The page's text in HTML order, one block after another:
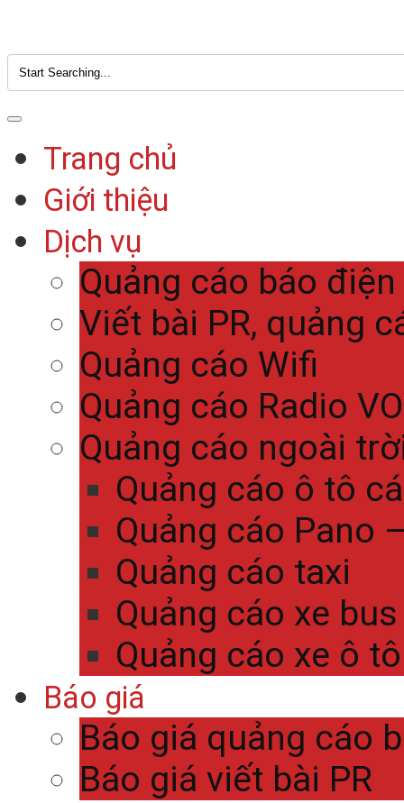
Trang chủ
Giới thiệu
Dịch vụ
Quảng cáo báo
Viết bài PR, quảng
Quảng cáo Wifi
Quảng cáo Radio
Quảng cáo ngoài
Quảng cáo ô tô
Quảng cáo Pano
Quảng cáo taxi
Quảng cáo xe bus
Quảng cáo xe ô
Báo giá
Báo giá quảng cáo
Báo giá viết bài PR